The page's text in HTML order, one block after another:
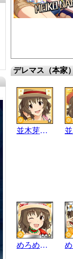
デレマス（本家
並木芽衣子
めろめろｺｺﾒﾛﾝ